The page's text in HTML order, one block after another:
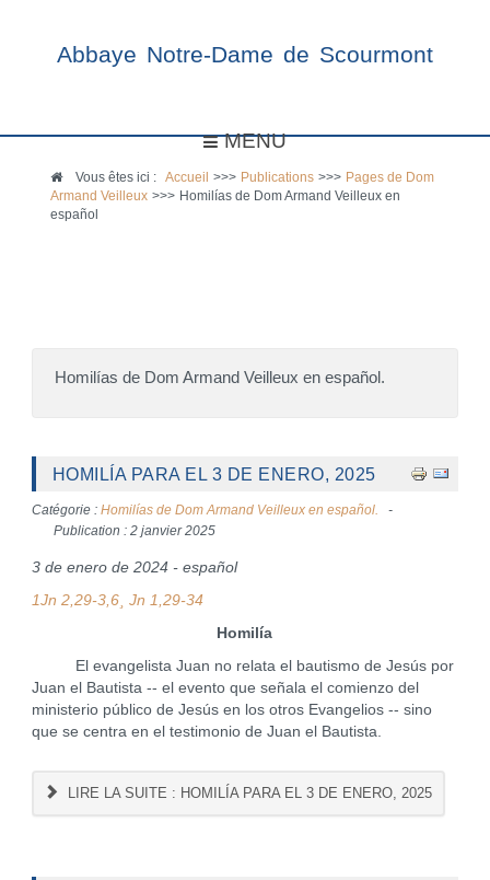
Abbaye Notre-Dame de Scourmont
MENU
Vous êtes ici :Accueil >>> Publications >>> Pages de Dom
Armand Veilleux >>> Homilías de Dom Armand Veilleux en
español
Homilías de Dom Armand Veilleux en español.
HOMILÍA PARA EL 3 DE ENERO, 2025
Catégorie : Homilías de Dom Armand Veilleux en español.
Publication : 2 janvier 2025
3 de enero de 2024 - español
1Jn 2,29-3,6¸ Jn 1,29-34
Homilía
El evangelista Juan no relata el bautismo de Jesús por
Juan el Bautista -- el evento que señala el comienzo del
ministerio público de Jesús en los otros Evangelios -- sino
que se centra en el testimonio de Juan el Bautista.
LIRE LA SUITE : HOMILÍA PARA EL 3 DE ENERO, 2025